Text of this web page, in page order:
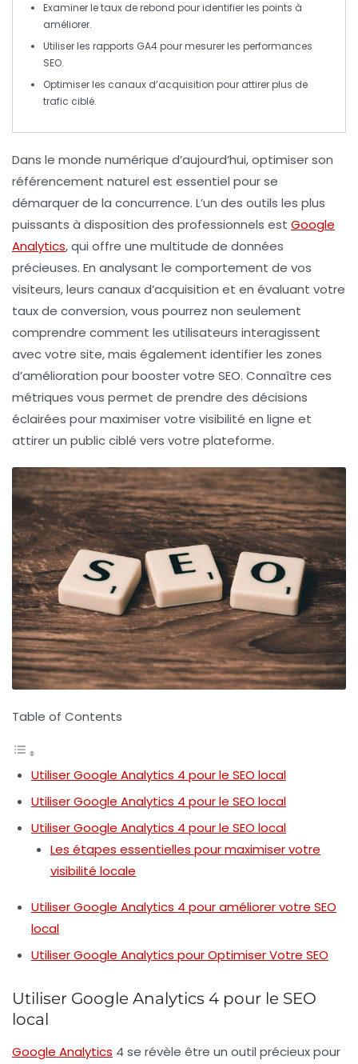
Examiner le taux de rebond pour identifier les points à
améliorer.
Utiliser les rapports GA4pour mesurer les performances
SEO.
Optimiser les canaux d’acquisition pour attirer plus de
trafic ciblé.
Dans le monde numérique d’aujourd’hui, optimiser son
référencement naturel est essentiel pour se
démarquer de la concurrence. L’un des outils les plus
puissants à disposition des professionnels est Google
Analytics, qui offre une multitude de données
précieuses. En analysant le comportement de vos
visiteurs, leurs canaux d’acquisition et en évaluant votre
taux de conversion, vous pourrez non seulement
comprendre comment les utilisateurs interagissent
avec votre site, mais également identifier les zones
d’amélioration pour booster votre SEO. Connaître ces
métriques vous permet de prendre des décisions
éclairées pour maximiser votre visibilité en ligne et
attirer un public ciblé vers votre plateforme.
Table of Contents
Utiliser Google Analytics 4 pour le SEO local
Utiliser Google Analytics 4 pour le SEO local
Utiliser Google Analytics 4 pour le SEO local
Les étapes essentielles pour maximiser votre
visibilité locale
Utiliser Google Analytics 4 pour améliorer votre SEO
local
Utiliser Google Analytics pour Optimiser Votre SEO
Utiliser Google Analytics 4 pour le SEO
local
Google Analytics 4 se révèle être un outil précieux pour